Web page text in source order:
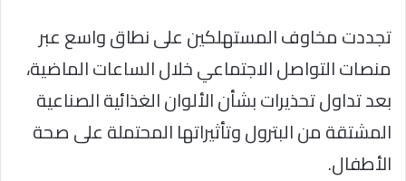
تجددت مخاوف المستهلكين على نطاق واسع عبر
منصات التواصل الاجتماعي خلال الساعات الماضية،
بعد تداول تحذيرات بشأن الألوان الغذائية الصناعية
المشتقة من البترول وتأثيراتها المحتملة على صحة
الأطفال.